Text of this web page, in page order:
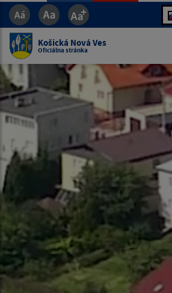
Jazyk
Košická Nová Ves
Oficiálna stránka